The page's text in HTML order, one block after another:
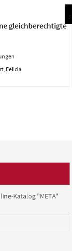
gleichberechtigte
Felicia
Katalog "META"